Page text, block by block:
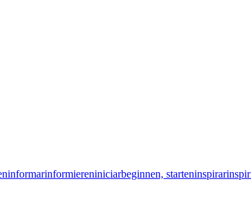
informarinformiereniniciarbeginnen, starteninspirar